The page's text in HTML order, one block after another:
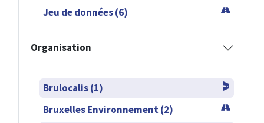
Jeu de données (6)
Organisation
Brulocalis (1)
Bruxelles Environnement (2)